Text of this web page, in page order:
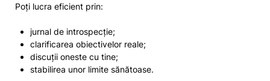
Poți lucra eficient prin:
jurnal de introspecție;
clarificarea obiectivelor reale;
discuții oneste cu tine;
stabilirea unor limite sănătoase.